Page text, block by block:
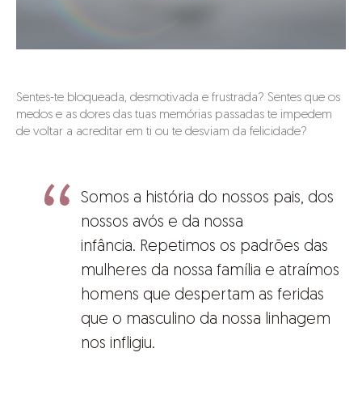
Sentes-te bloqueada, desmotivada e frustrada? Sentes que os
medos e as dores das tuas memórias passadas te impedem
de voltar a acreditar em ti ou te desviam da felicidade?
Somos a história do nossos pais, dos
nossos avós e da nossa
infância. Repetimos os padrões das
mulheres da nossa família e atraímos
homens que despertam as feridas
que o masculino da nossa linhagem
nos infligiu.